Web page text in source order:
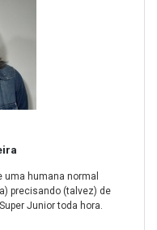
uma humana normal
precisando (talvez) de
Junior toda hora.